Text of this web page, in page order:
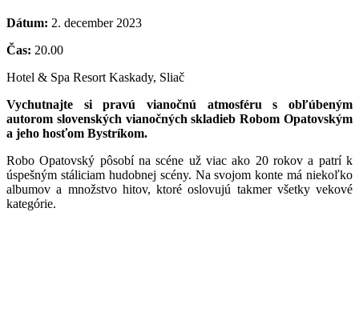
Dátum: 2. december 2023
Čas: 20.00
Hotel & Spa Resort Kaskady, Sliač
Vychutnajte si pravú vianočnú atmosféru s obľúbeným
autorom slovenských vianočných skladieb Robom Opatovským
a jeho hosťom Bystríkom.
Robo Opatovský pôsobí na scéne už viac ako 20 rokov a patrí k
úspešným stáliciam hudobnej scény. Na svojom konte má niekoľko
albumov a množstvo hitov, ktoré oslovujú takmer všetky vekové
kategórie.